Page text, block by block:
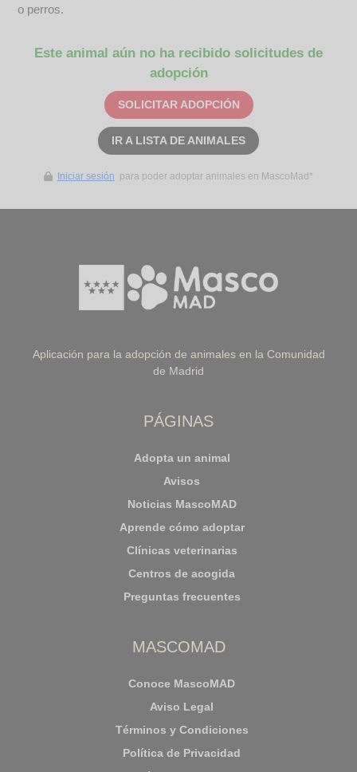
o perros.
Este animal aún no ha recibido solicitudes de
adopción
SOLICITAR ADOPCIÓN
IR A LISTA DE ANIMALES
Iniciar sesión para poder adoptar animales en MascoMad*
Aplicación para la adopción de animales en la Comunidad
de Madrid
PÁGINAS
Adopta un animal
Avisos
Noticias MascoMAD
Aprende cómo adoptar
Clínicas veterinarias
Centros de acogida
Preguntas frecuentes
MASCOMAD
Conoce MascoMAD
Aviso Legal
Términos y Condiciones
Política de Privacidad